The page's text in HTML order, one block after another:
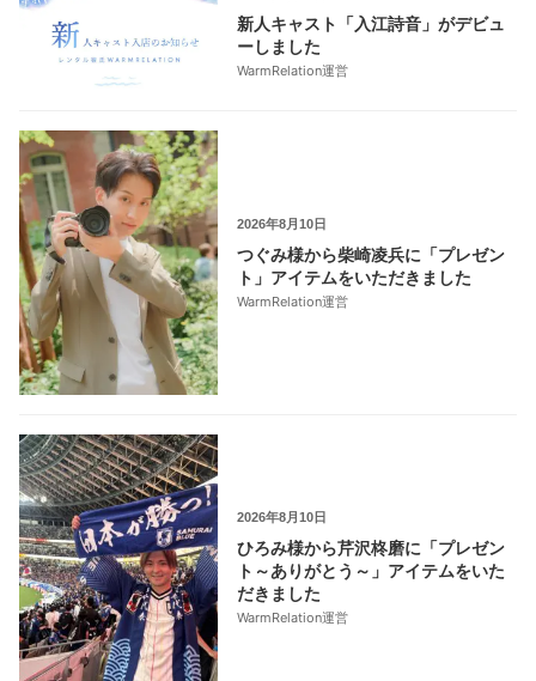
新人キャスト「入江詩音」がデビュ
ーしました
WarmRelation運営
2026年8月10日
つぐみ様から柴崎凌兵に「プレゼン
ト」アイテムをいただきました
WarmRelation運営
2026年8月10日
ひろみ様から芹沢柊磨に「プレゼン
ト～ありがとう～」アイテムをいた
だきました
WarmRelation運営